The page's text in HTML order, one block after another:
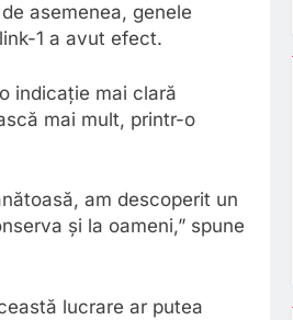
asemenea, genele
1 a avut efect.
indicație mai clară
mai mult, printr-o
am descoperit un
și la oameni,” spune
lucrare ar putea